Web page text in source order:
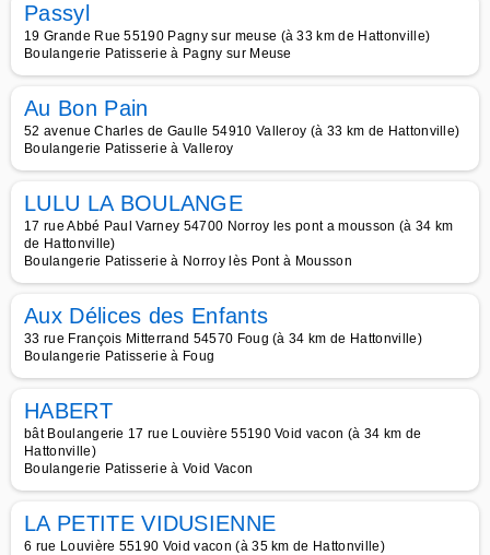
Passyl
19 Grande Rue 55190 Pagny sur meuse (à 33 km de Hattonville)
Boulangerie Patisserie à Pagny sur Meuse
Au Bon Pain
52 avenue Charles de Gaulle 54910 Valleroy (à 33 km de Hattonville)
Boulangerie Patisserie à Valleroy
LULU LA BOULANGE
17 rue Abbé Paul Varney 54700 Norroy les pont a mousson (à 34 km
de Hattonville)
Boulangerie Patisserie à Norroy lès Pont à Mousson
Aux Délices des Enfants
33 rue François Mitterrand 54570 Foug (à 34 km de Hattonville)
Boulangerie Patisserie à Foug
HABERT
bât Boulangerie 17 rue Louvière 55190 Void vacon (à 34 km de
Hattonville)
Boulangerie Patisserie à Void Vacon
LA PETITE VIDUSIENNE
6 rue Louvière 55190 Void vacon (à 35 km de Hattonville)